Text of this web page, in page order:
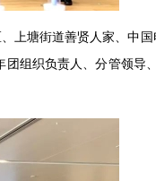
上塘街道善贤人家、中
组织负责人、分管领导